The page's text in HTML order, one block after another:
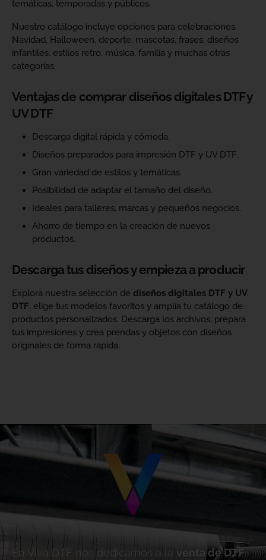
temáticas, temporadas y públicos.
Nuestro catálogo incluye opciones para celebraciones,
Navidad, Halloween, deporte, mascotas, frases, diseños
infantiles, estilos retro, música, familia y muchas otras
categorías.
Ventajas de comprar diseños digitales DTF y
UV DTF
Descarga digital rápida y cómoda.
Diseños preparados para impresión DTF y UV DTF.
Gran variedad de estilos y temáticas.
Posibilidad de adaptar el tamaño del diseño.
Ideales para talleres, marcas y pequeños negocios.
Ahorro de tiempo en la creación de nuevos
productos.
Descarga tus diseños y empieza a producir
Explora nuestra selección de diseños digitales DTF y UV
DTF, elige tus modelos favoritos y amplía tu catálogo de
productos personalizados. Descarga los archivos, prepara
tus impresiones y crea prendas y objetos con diseños
originales de forma rápida.
En Viva DTF nos dedicamos a la
venta de DTF